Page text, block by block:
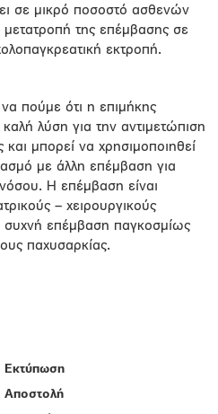
σε μικρό ποσοστό ασθενών
μετατροπή της επέμβασης σε
εκτροπή.
πούμε ότι η επιμήκης
λύση για την αντιμετώπιση
μπορεί να χρησιμοποιηθεί
με άλλη επέμβαση για
Η επέμβαση είναι
– χειρουργικούς
συχνή επέμβαση παγκοσμίως
παχυσαρκίας.
Εκτύπωση
Αποστολή